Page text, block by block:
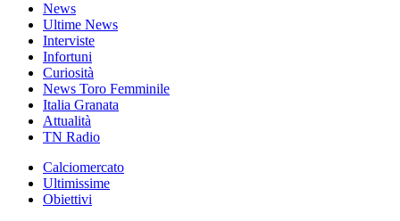
News
Ultime News
Interviste
Infortuni
Curiosità
News Toro Femminile
Italia Granata
Attualità
TN Radio
Calciomercato
Ultimissime
Obiettivi